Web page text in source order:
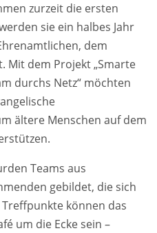
zurzeit die ersten
sie ein halbes Jahr
dem
Mit dem Projekt „Smarte
durchs Netz“ möchten
ältere Menschen auf dem
Teams aus
gebildet, die sich
können das
um die Ecke sein –